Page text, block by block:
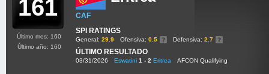
161
CAF
SPI RATINGS
General: 29.9 Ofensiva: 0.5 Defensiva: 2.7
ÚLTIMO RESULTADO
03/31/2026 Eswatini 1 - 2 Eritrea AFCON Qualifying
Último mes: 160
Último año: 160